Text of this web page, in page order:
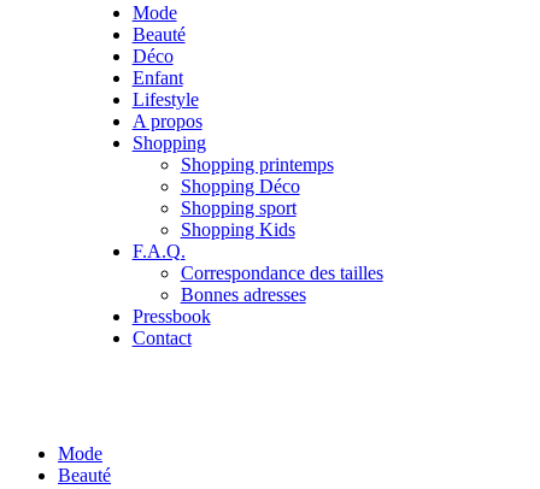
Mode
Beauté
Déco
Enfant
Lifestyle
A propos
Shopping
Shopping printemps
Shopping Déco
Shopping sport
Shopping Kids
F.A.Q.
Correspondance des tailles
Bonnes adresses
Pressbook
Contact
Mode
Beauté